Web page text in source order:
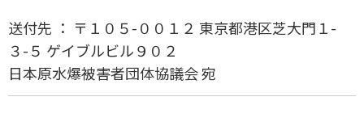
送付先 ： 〒１０５-００１２ 東京都港区芝大門１-
３-５ ゲイブルビル９０２
日本原水爆被害者団体協議会 宛